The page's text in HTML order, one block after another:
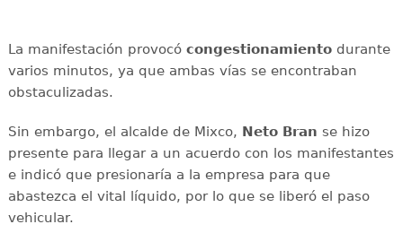
La manifestación provocó congestionamiento durante
varios minutos, ya que ambas vías se encontraban
obstaculizadas.
Sin embargo, el alcalde de Mixco, Neto Bran se hizo
presente para llegar a un acuerdo con los manifestantes
e indicó que presionaría a la empresa para que
abastezca el vital líquido, por lo que se liberó el paso
vehicular.